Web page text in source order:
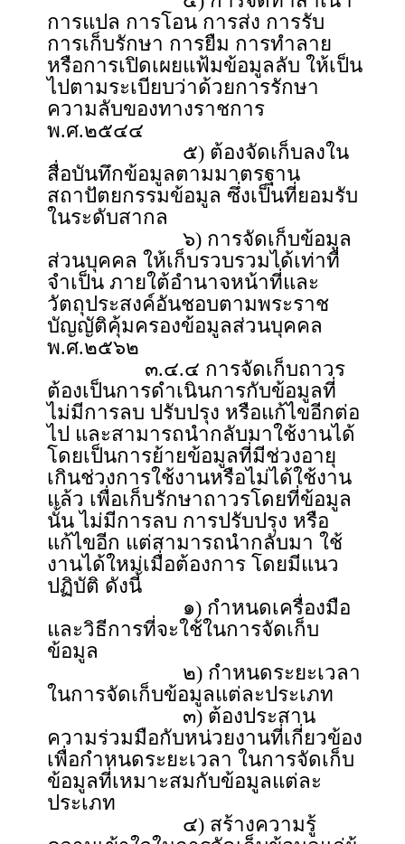
การแปล การโอน การส่ง การรับ
การเก็บรักษา การยืม การทำลาย
หรือการเปิดเผยแฟ้มข้อมูลลับ ให้เป็น
ไปตามระเบียบว่าด้วยการรักษา
ความลับของทางราชการ
พ.ศ.๒๕๔๔
๕) ต้องจัดเก็บลงใน
สื่อบันทึกข้อมูลตามมาตรฐาน
สถาปัตยกรรมข้อมูล ซึ่งเป็นที่ยอมรับ
ในระดับสากล
๖) การจัดเก็บข้อมูล
ส่วนบุคคล ให้เก็บรวบรวมได้เท่าที่
จำเป็น ภายใต้อำนาจหน้าที่และ
วัตถุประสงค์อันชอบตามพระราช
บัญญัติคุ้มครองข้อมูลส่วนบุคคล
พ.ศ.๒๕๖๒
๓.๔.๔ การจัดเก็บถาวร
ต้องเป็นการดำเนินการกับข้อมูลที่
ไม่มีการลบ ปรับปรุง หรือแก้ไขอีกต่อ
ไป และสามารถนำกลับมาใช้งานได้
โดยเป็นการย้ายข้อมูลที่มีช่วงอายุ
เกินช่วงการใช้งานหรือไม่ได้ใช้งาน
แล้ว เพื่อเก็บรักษาถาวรโดยที่ข้อมูล
นั้น ไม่มีการลบ การปรับปรุง หรือ
แก้ไขอีก แต่สามารถนำกลับมา ใช้
งานได้ใหม่เมื่อต้องการ โดยมีแนว
ปฏิบัติ ดังนี้
๑) กำหนดเครื่องมือ
และวิธีการที่จะใช้ในการจัดเก็บ
ข้อมูล
๒) กำหนดระยะเวลา
ในการจัดเก็บข้อมูลแต่ละประเภท
๓) ต้องประสาน
ความร่วมมือกับหน่วยงานที่เกี่ยวข้อง
เพื่อกำหนดระยะเวลา ในการจัดเก็บ
ข้อมูลที่เหมาะสมกับข้อมูลแต่ละ
ประเภท
๔) สร้างความรู้